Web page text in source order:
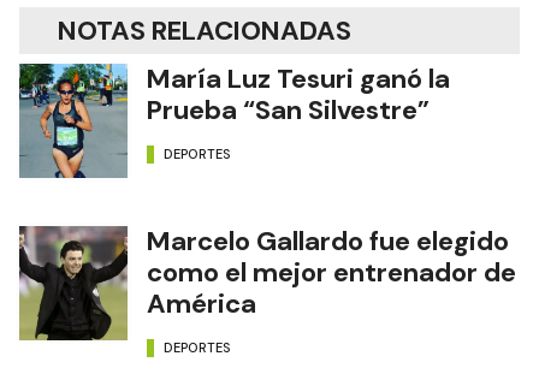
NOTAS RELACIONADAS
María Luz Tesuri ganó la
Prueba “San Silvestre”
DEPORTES
Marcelo Gallardo fue elegido
como el mejor entrenador de
América
DEPORTES